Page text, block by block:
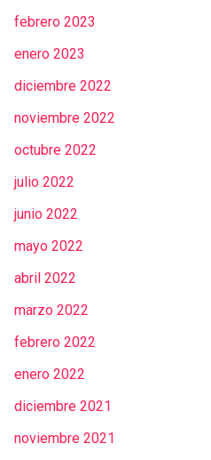
febrero 2023
enero 2023
diciembre 2022
noviembre 2022
octubre 2022
julio 2022
junio 2022
mayo 2022
abril 2022
marzo 2022
febrero 2022
enero 2022
diciembre 2021
noviembre 2021